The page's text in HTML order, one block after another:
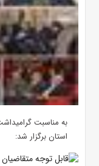
به مناسبت
استان برگزار شد: